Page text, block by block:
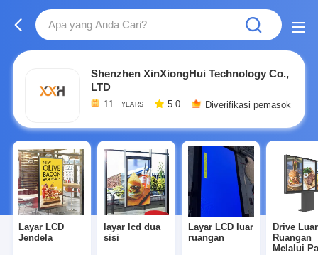
Shenzhen XinXiongHui Technology Co.,
LTD
11 YEARS 5.0 Diverifikasi pemasok
Layar LCD
Jendela
layar lcd dua
sisi
Layar LCD luar
ruangan
Drive Luar
Ruangan
Melalui